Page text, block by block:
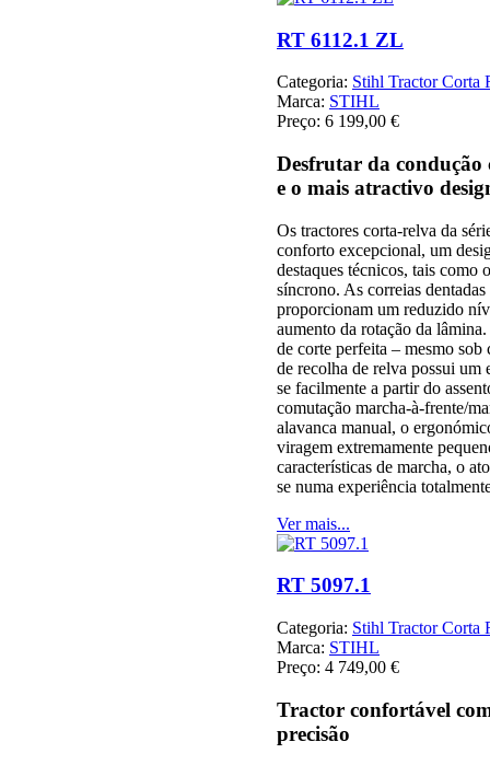
RT 6112.1 ZL
Categoria: Stihl Tractor Corta
Marca: STIHL
Preço: 6 199,00 €
Desfrutar da condução
e o mais atractivo
Os tractores corta-relva da
conforto excepcional, um
destaques técnicos, tais como
síncrono. As correias
proporcionam um reduzido
aumento da rotação da
de corte perfeita – mesmo
de recolha de relva possui um
se facilmente a partir do
comutação marcha-à-frente/
alavanca manual, o
viragem extremamente
características de marcha, o
se numa experiência
Ver mais...
RT 5097.1
Categoria: Stihl Tractor Corta
Marca: STIHL
Preço: 4 749,00 €
Tractor confortável
precisão